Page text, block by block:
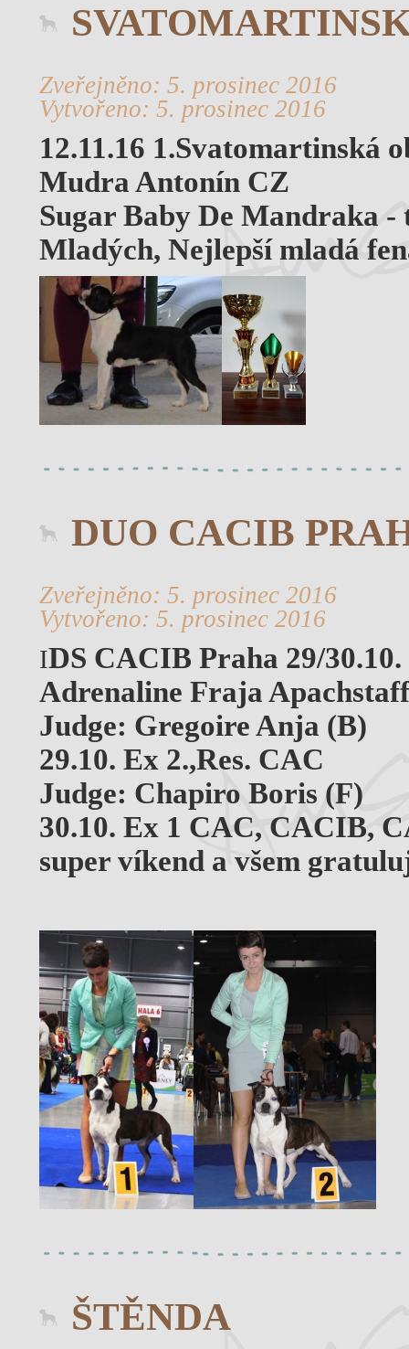
Zveřejněno: 5. prosinec 2016
Vytvořeno: 5. prosinec 2016
12.11.16 1.Svatomartinská
Mudra Antonín CZ
Sugar Baby De Mandraka
Mladých, Nejlepší mladá
DUO CACIB
Zveřejněno: 5. prosinec 2016
Vytvořeno: 5. prosinec 2016
IDS CACIB Praha 29/30.10.
Adrenaline Fraja
Judge: Gregoire Anja (B)
29.10. Ex 2.,Res. CAC
Judge: Chapiro Boris (F)
30.10. Ex 1 CAC, CACIB,
super víkend a všem
ŠTĚNDA